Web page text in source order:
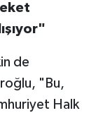
de
"Bu,
Halk